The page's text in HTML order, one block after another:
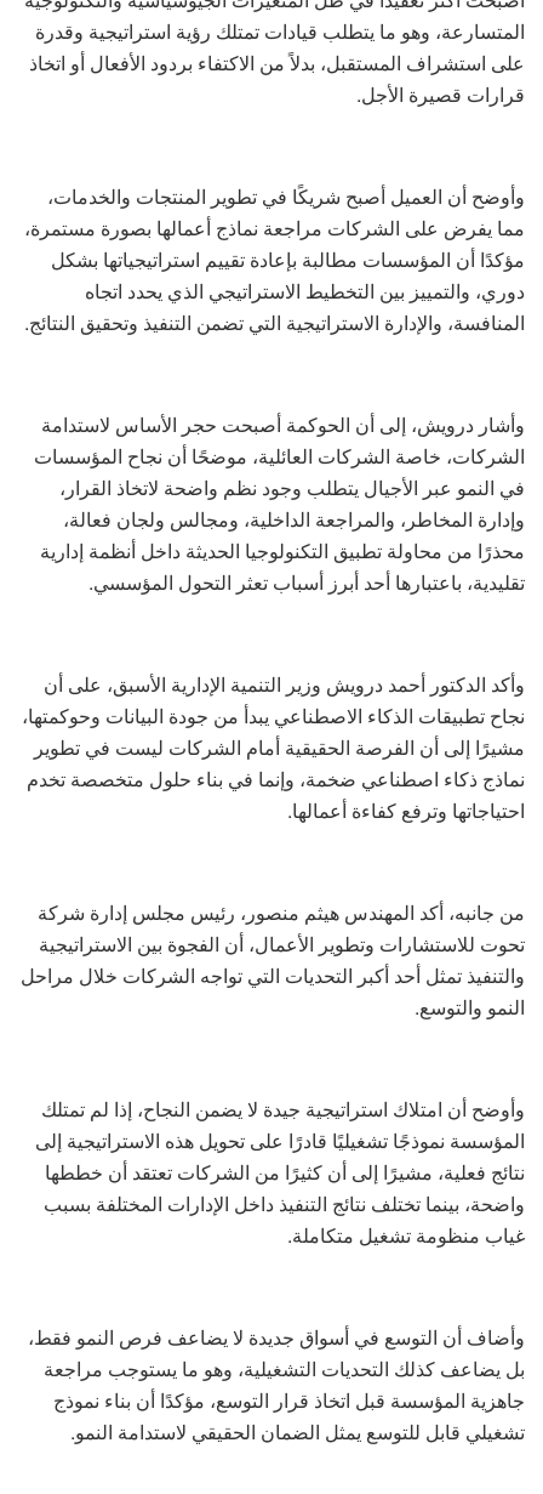
المتسارعة، وهو ما يتطلب قيادات تمتلك رؤية استراتيجية وقدرة
على استشراف المستقبل، بدلاً من الاكتفاء بردود الأفعال أو اتخاذ
قرارات قصيرة الأجل.
وأوضح أن العميل أصبح شريكًا في تطوير المنتجات والخدمات،
مما يفرض على الشركات مراجعة نماذج أعمالها بصورة مستمرة،
مؤكدًا أن المؤسسات مطالبة بإعادة تقييم استراتيجياتها بشكل
دوري، والتمييز بين التخطيط الاستراتيجي الذي يحدد اتجاه
المنافسة، والإدارة الاستراتيجية التي تضمن التنفيذ وتحقيق النتائج.
وأشار درويش، إلى أن الحوكمة أصبحت حجر الأساس لاستدامة
الشركات، خاصة الشركات العائلية، موضحًا أن نجاح المؤسسات
في النمو عبر الأجيال يتطلب وجود نظم واضحة لاتخاذ القرار،
وإدارة المخاطر، والمراجعة الداخلية، ومجالس ولجان فعالة،
محذرًا من محاولة تطبيق التكنولوجيا الحديثة داخل أنظمة إدارية
تقليدية، باعتبارها أحد أبرز أسباب تعثر التحول المؤسسي.
وأكد الدكتور أحمد درويش وزير التنمية الإدارية الأسبق، على أن
نجاح تطبيقات الذكاء الاصطناعي يبدأ من جودة البيانات وحوكمتها،
مشيرًا إلى أن الفرصة الحقيقية أمام الشركات ليست في تطوير
نماذج ذكاء اصطناعي ضخمة، وإنما في بناء حلول متخصصة تخدم
احتياجاتها وترفع كفاءة أعمالها.
من جانبه، أكد المهندس هيثم منصور، رئيس مجلس إدارة شركة
تحوت للاستشارات وتطوير الأعمال، أن الفجوة بين الاستراتيجية
والتنفيذ تمثل أحد أكبر التحديات التي تواجه الشركات خلال مراحل
النمو والتوسع.
وأوضح أن امتلاك استراتيجية جيدة لا يضمن النجاح، إذا لم تمتلك
المؤسسة نموذجًا تشغيليًا قادرًا على تحويل هذه الاستراتيجية إلى
نتائج فعلية، مشيرًا إلى أن كثيرًا من الشركات تعتقد أن خططها
واضحة، بينما تختلف نتائج التنفيذ داخل الإدارات المختلفة بسبب
غياب منظومة تشغيل متكاملة.
وأضاف أن التوسع في أسواق جديدة لا يضاعف فرص النمو فقط،
بل يضاعف كذلك التحديات التشغيلية، وهو ما يستوجب مراجعة
جاهزية المؤسسة قبل اتخاذ قرار التوسع، مؤكدًا أن بناء نموذج
تشغيلي قابل للتوسع يمثل الضمان الحقيقي لاستدامة النمو.